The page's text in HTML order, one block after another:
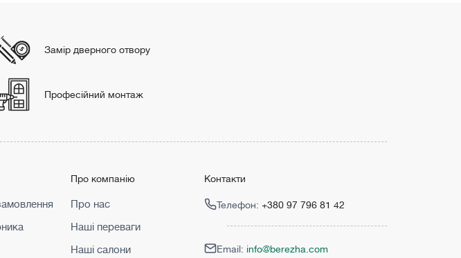
Замір дверного отвору
Професійний монтаж
Про компанію
Про нас
Наші переваги
Наші салони
Контакти
Телефон: +380 97 796 81 42
Email: info@berezha.com